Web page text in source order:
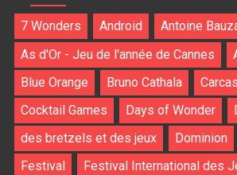
7 Wonders Android Antoine
As d'Or - Jeu de l'année de Cannes
Blue Orange
Bruno Cathala
Cocktail Games
Days of Wonder
des bretzels et des jeux
Dominion
Festival
Festival International des